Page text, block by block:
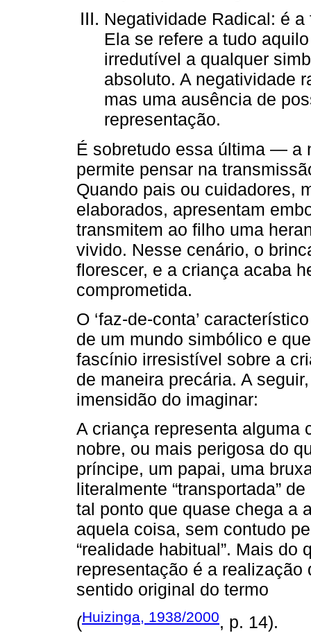
Negatividade Radical: é
Ela se refere a tudo
irredutível a qualquer
absoluto. A negatividade
mas uma ausência de
representação.
É sobretudo essa última —
permite pensar na
Quando pais ou cuidadores,
elaborados, apresentam
transmitem ao filho uma
vivido. Nesse cenário, o
florescer, e a criança acaba
comprometida.
O ‘faz-de-conta’
de um mundo simbólico e
fascínio irresistível sobre a
de maneira precária. A
imensidão do imaginar:
A criança representa alguma
nobre, ou mais perigosa do
príncipe, um papai, uma
literalmente “transportada”
tal ponto que quase chega a
aquela coisa, sem contudo
“realidade habitual”. Mais
representação é a realização
sentido original do termo
(Huizinga, 1938/2000, p. 14).